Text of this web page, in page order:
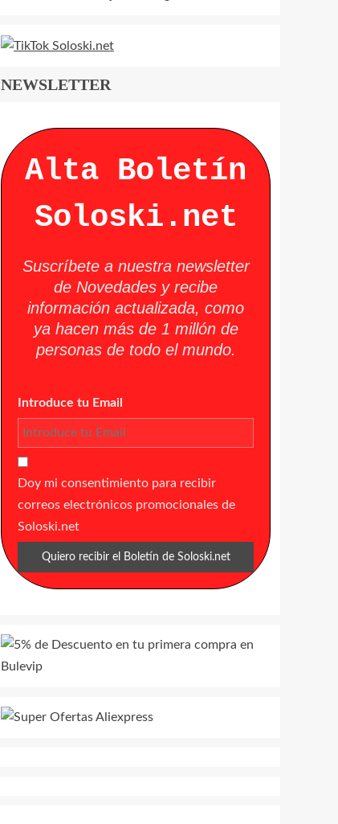
NEWSLETTER
Alta Boletín
Soloski.net
Suscríbete a nuestra newsletter
de Novedades y recibe
información actualizada, como
ya hacen más de 1 millón de
personas de todo el mundo.
Introduce tu Email
Doy mi consentimiento para recibir
correos electrónicos promocionales de
Soloski.net